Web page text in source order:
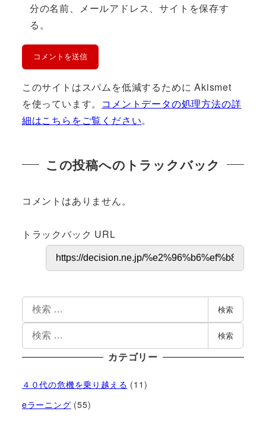
分の名前、メールアドレス、サイトを保存す
る。
このサイトはスパムを低減するために Akismet
を使っています。 コメントデータの処理方法の詳
細はこちらをご覧ください。
この投稿へのトラックバック
コメントはありません。
トラックバック URL
検索
検索
カテゴリー
４０代の危機を乗り越える (11)
eラーニング (55)